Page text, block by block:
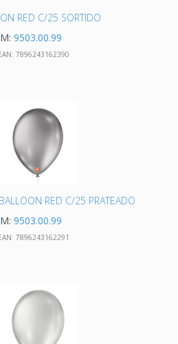
RED C/25 SORTIDO
9503.00.99
7896243162390
RED C/25 PRATEADO
9503.00.99
7896243162291